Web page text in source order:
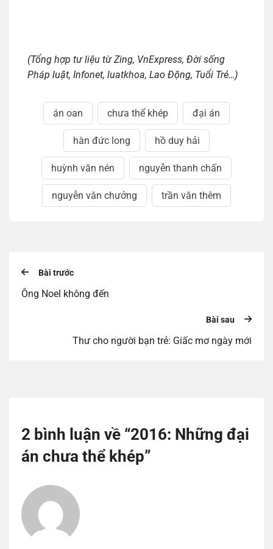
(Tổng hợp tư liệu từ Zing, VnExpress, Đời sống
Pháp luật, Infonet, luatkhoa, Lao Động, Tuổi Trẻ…)
án oan chưa thể khép đại án
hàn đức long hồ duy hải
huỳnh văn nén nguyễn thanh chấn
nguyễn văn chưởng trần văn thêm
Bài trước
Ông Noel không đến
Bài sau
Thư cho người bạn trẻ: Giấc mơ ngày mới
2 bình luận về “2016: Những đại
án chưa thể khép”